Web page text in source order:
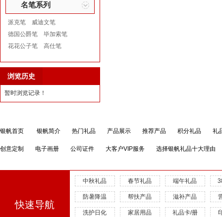
名笔系列
派克笔
威迪文笔
德国公爵笔
毕加索笔
花花公子笔
高仕笔
浏览历史
暂时浏览记录！
银帆首页 银帆简介 热门礼品 产品展示 推荐产品 积分礼品 礼
创意定制 电子画册 公司证件 大客户VIP服务 选择银帆礼品十大理由
快速导航
中秋礼品 春节礼品 端午礼品
防暑降温 帮扶产品 滋补产品
洗护日化 家居用品 礼品卡/册